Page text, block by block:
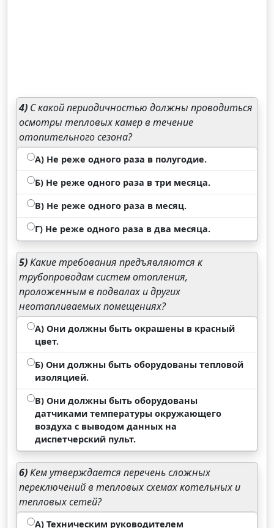
4) С какой периодичностью должны проводиться
осмотры тепловых камер в течение
отопительного сезона?
А) Не реже одного раза в полугодие.
Б) Не реже одного раза в три месяца.
В) Не реже одного раза в месяц.
Г) Не реже одного раза в два месяца.
5)Какие требования предъявляются к
трубопроводам систем отопления,
проложенным в подвалах и других
неотапливаемых помещениях?
А) Они должны быть окрашены в красный
цвет.
Б) Они должны быть оборудованы тепловой
изоляцией.
В) Они должны быть оборудованы
датчиками температуры окружающего
воздуха с выводом данных на
диспетчерский пульт.
6)Кем утверждается перечень сложных
переключений в тепловых схемах котельных и
тепловых сетей?
А) Техническим руководителем